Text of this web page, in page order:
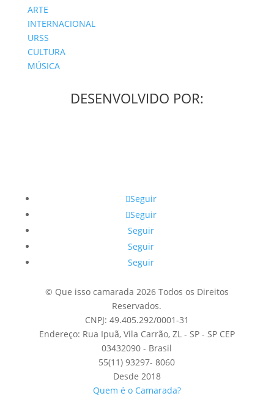
ARTE
INTERNACIONAL
URSS
CULTURA
MÚSICA
DESENVOLVIDO POR:
Seguir
Seguir
Seguir
Seguir
Seguir
© Que isso camarada 2026 Todos os Direitos
Reservados.
CNPJ: 49.405.292/0001-31
Endereço: Rua Ipuã, Vila Carrão, ZL - SP - SP CEP
03432090 - Brasil
55(11) 93297- 8060
Desde 2018
Quem é o Camarada?